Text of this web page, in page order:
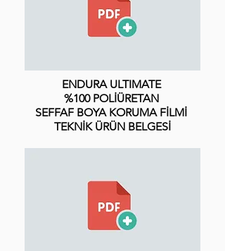
ENDURA ULTIMATE
%100 POLİÜRETAN
SEFFAF BOYA KORUMA FİLMİ
TEKNİK ÜRÜN BELGESİ